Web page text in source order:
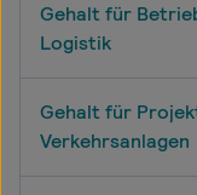
Gehalt für
Logistik
Gehalt für
Verkehrsanlagen